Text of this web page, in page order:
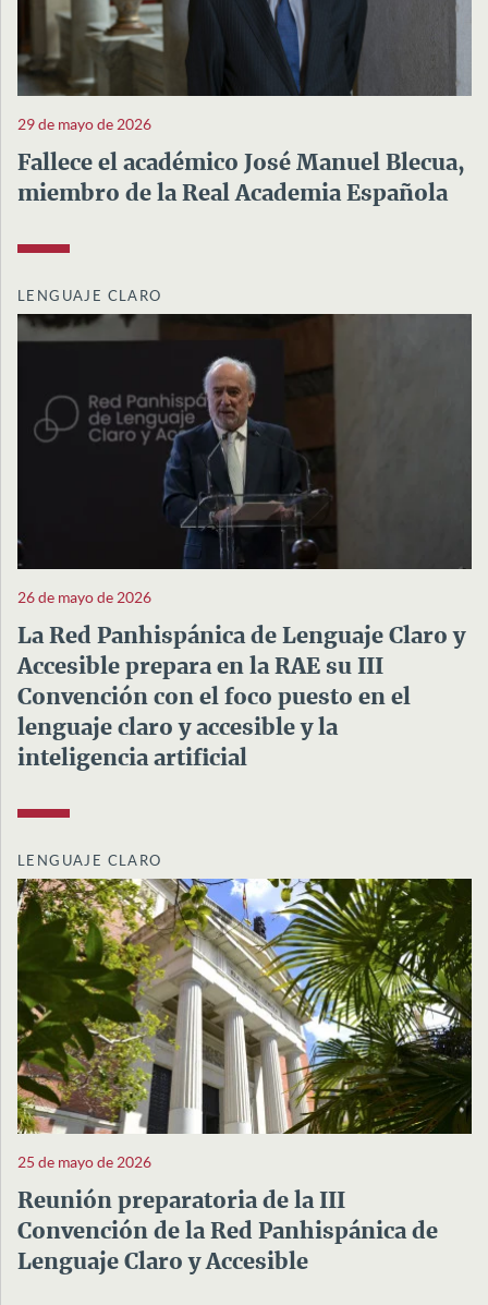
29 de mayo de 2026
Fallece el académico José Manuel Blecua,
miembro de la Real Academia Española
LENGUAJE CLARO
26 de mayo de 2026
La Red Panhispánica de Lenguaje Claro y
Accesible prepara en la RAE su III
Convención con el foco puesto en el
lenguaje claro y accesible y la
inteligencia artificial
LENGUAJE CLARO
25 de mayo de 2026
Reunión preparatoria de la III
Convención de la Red Panhispánica de
Lenguaje Claro y Accesible